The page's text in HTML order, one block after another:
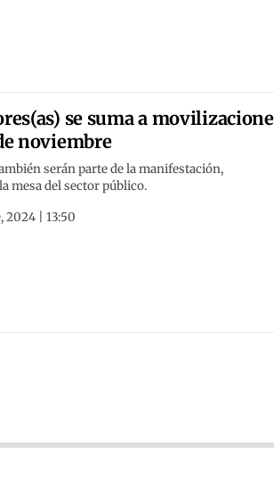
se suma a
noviembre
serán parte de la manifestación,
mesa del sector público.
2024 | 13:50